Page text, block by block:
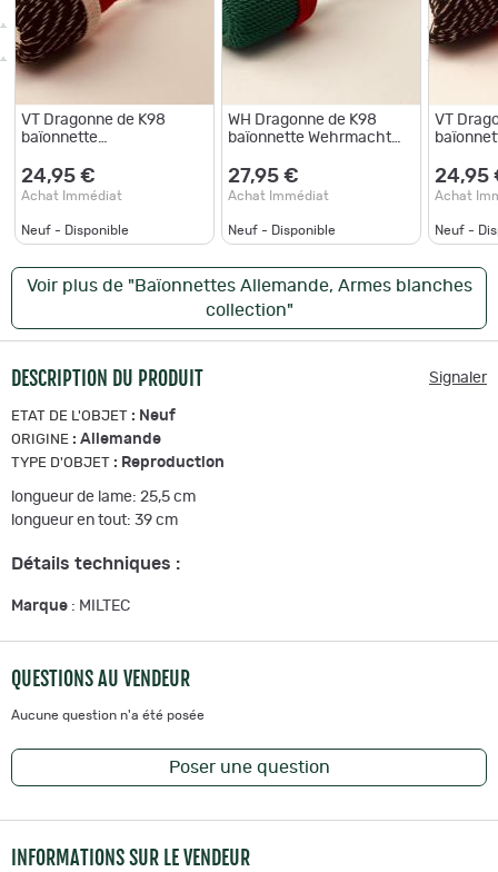
VT Dragonne de K98
baïonnette
compagnie 5
24,95 €
Achat Immédiat
Neuf - Disponible
WH Dragonne de K98
baïonnette Wehrmacht
27,95 €
Achat Immédiat
Neuf - Disponible
VT
24,95
Achat
Neuf -
Voir plus de "Baïonnettes Allemande, Armes blanches
collection"
DESCRIPTION DU PRODUIT Signaler
ETAT DE L'OBJET : Neuf
ORIGINE : Allemande
TYPE D'OBJET : Reproduction
longueur de lame: 25,5 cm
longueur en tout: 39 cm
Détails techniques :
Marque : MILTEC
QUESTIONS AU VENDEUR
Aucune question n'a été posée
Poser une question
INFORMATIONS SUR LE VENDEUR